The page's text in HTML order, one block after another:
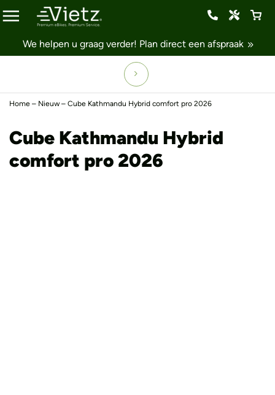
We helpen u graag verder! Plan direct een afspraak
Home – Nieuw– Cube Kathmandu Hybrid comfort pro 2026
Cube Kathmandu Hybrid
comfort pro 2026